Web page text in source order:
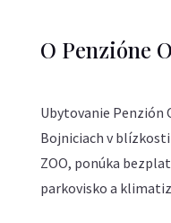
O Penzióne
Ubytovanie Penzión
Bojniciach v
ZOO, ponúka
parkovisko a